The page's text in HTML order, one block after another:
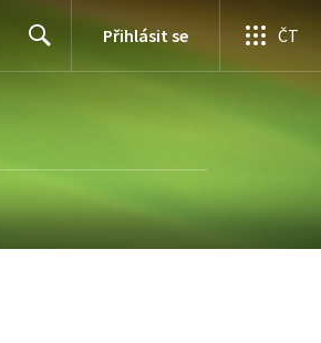
Přihlásit se ČT